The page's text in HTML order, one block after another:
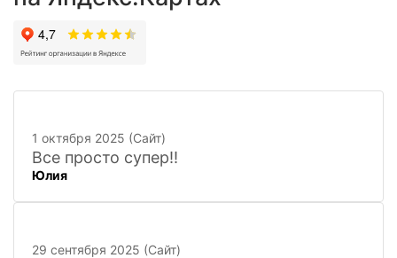
1 октября 2025 (Сайт)
Все просто супер!!
Юлия
29 сентября 2025 (Сайт)